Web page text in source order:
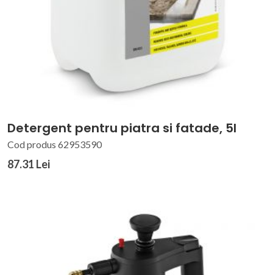
Detergent pentru piatra si fatade, 5l
Cod produs 62953590
87.31 Lei